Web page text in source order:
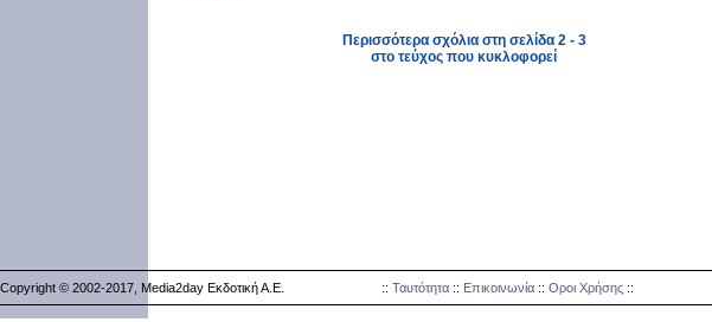
Περισσότερα σχόλια στη σελίδα 2 - 3
στο τεύχος που κυκλοφορεί
Copyright © 2002-2017, Media2day Εκδοτική Α.Ε. :: Ταυτότητα :: Επικοινωνία :: Οροι Χρήσης ::